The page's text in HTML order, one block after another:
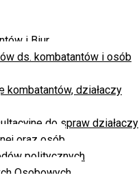
i Biur
ds. kombatantów i osób
kombatantów, działaczy
do spraw działaczy
oraz osób
politycznych
Osobowych